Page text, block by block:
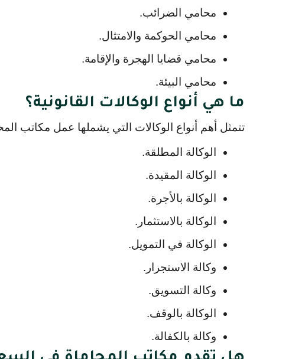
محامي الضرائب.
محامي الحوكمة والامتثال.
محامي قضايا الهجرة والإقامة.
محامي البيئة.
ما هي أنواع الوكالات القانونية؟
تتمثل أهم أنواع الوكالات التي يشملها عمل مكاتب
الوكالة المطلقة.
الوكالة المقيدة.
الوكالة بالأجرة.
الوكالة بالاستثمار.
الوكالة في التمويل.
وكالة الاستجرار.
وكالة التسويق.
الوكالة بالوقف.
وكالة بالكفالة.